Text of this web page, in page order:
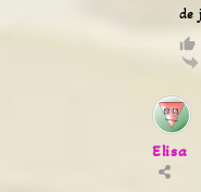
de
Elisa